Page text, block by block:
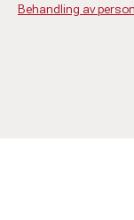
Behandling av